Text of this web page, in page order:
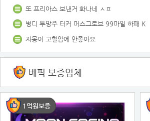
또 프리아스 보낸거 화나네 ㅅㅍ
병디 투망주 터커 머스그로브 99마일 하패 K
자몽이 고혈압에 안좋아요
베픽 보증업체
1억원보증